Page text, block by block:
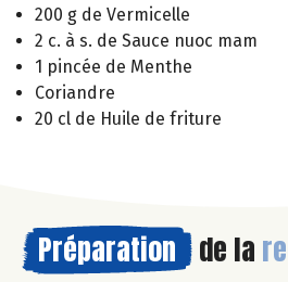
200 g de Vermicelle
2 c. à s. de Sauce nuoc mam
1 pincée de Menthe
Coriandre
20 cl de Huile de friture
Préparation de la